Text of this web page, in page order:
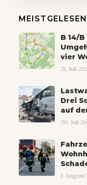
MEISTGELESEN
B 14/
vier
31. Juli
Drei
auf
30. Juli
1. August